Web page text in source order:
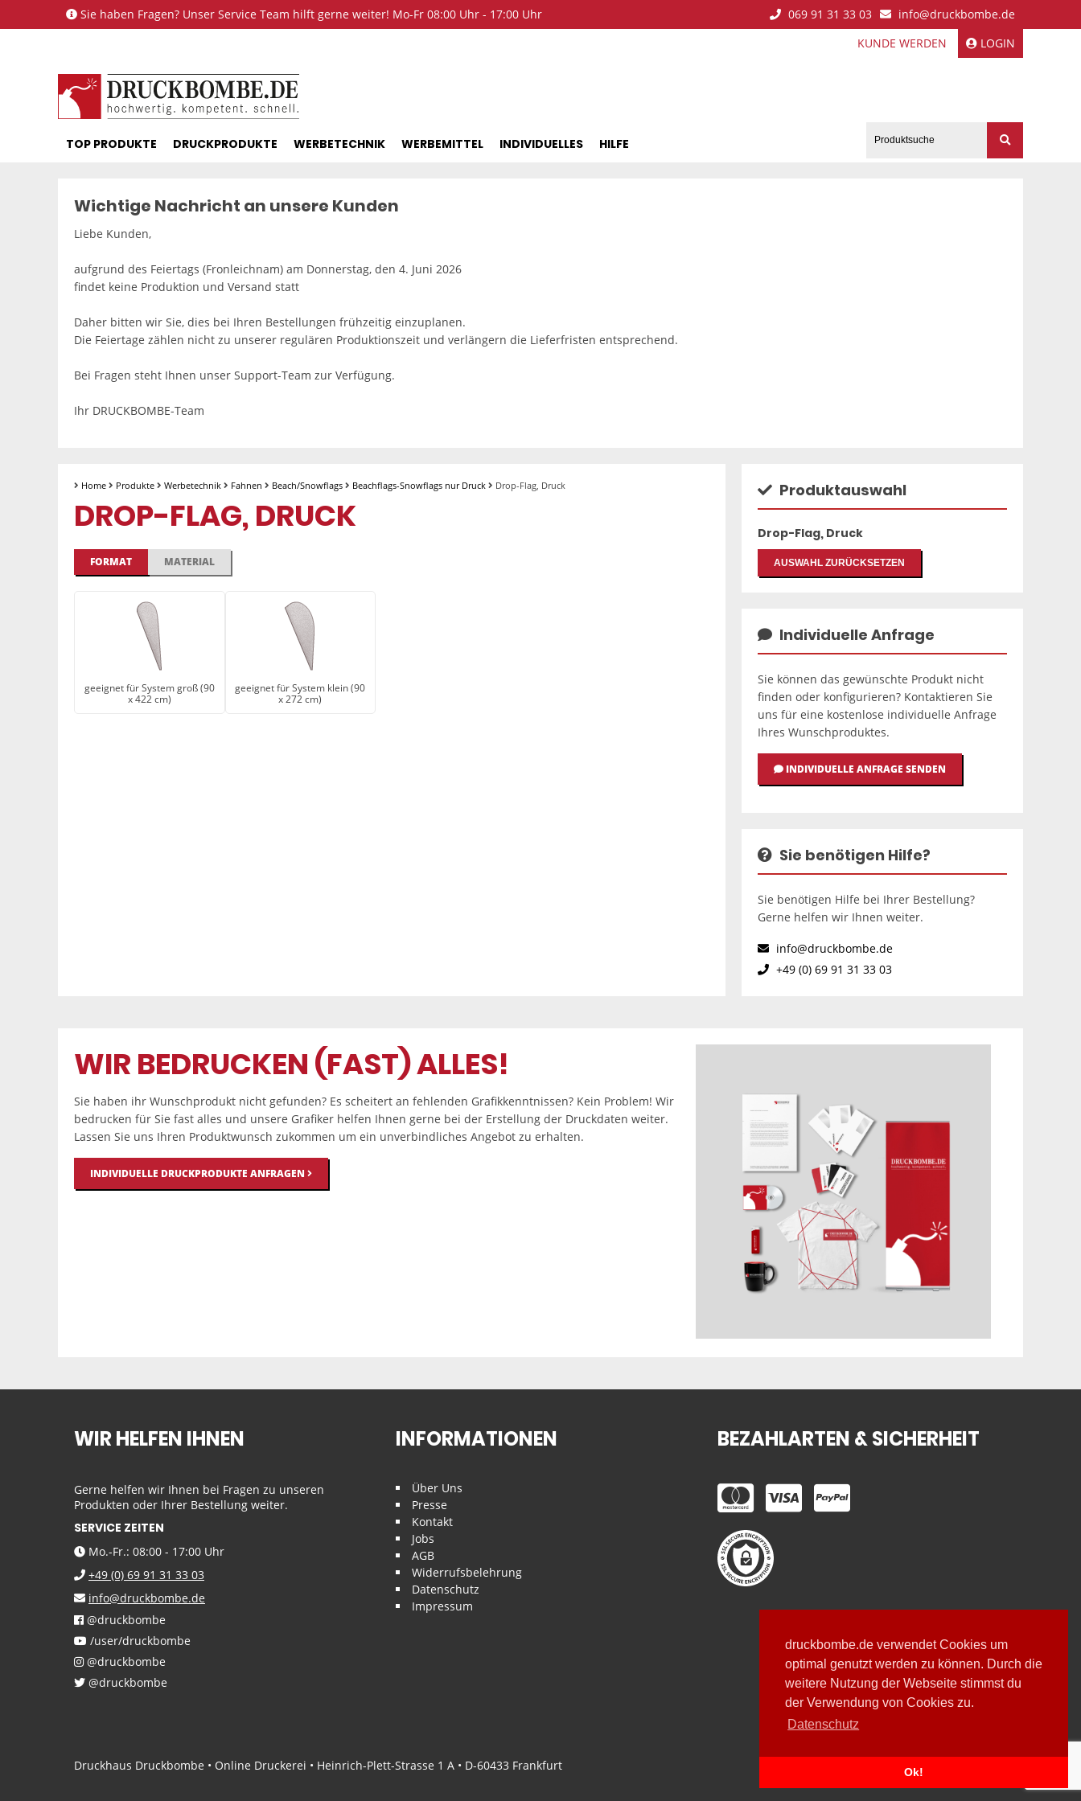
druckbombe.de verwendet Cookies um
optimal genutzt werden zu können. Durch die
weitere Nutzung der Webseite stimmst du
der Verwendung von Cookies zu.
Datenschutz
Ok!
Sie haben Fragen? Unser Service Team hilft gerne weiter! Mo-Fr 08:00 Uhr - 17:00 Uhr 069 91 31 33 03
info@druckbombe.de
KUNDE WERDEN
LOGIN
TOP PRODUKTE DRUCKPRODUKTE WERBETECHNIK WERBEMITTEL INDIVIDUELLES HILFE
Wichtige Nachricht an unsere Kunden
Liebe Kunden,
aufgrund des Feiertags (Fronleichnam) am Donnerstag, den 4. Juni 2026
findet keine Produktion und Versand statt
Daher bitten wir Sie, dies bei Ihren Bestellungen frühzeitig einzuplanen.
Die Feiertage zählen nicht zu unserer regulären Produktionszeit und verlängern die Lieferfristen entsprechend.
Bei Fragen steht Ihnen unser Support-Team zur Verfügung.
Ihr DRUCKBOMBE-Team
Home Produkte Werbetechnik Fahnen Beach/Snowflags Beachflags-Snowflags nur Druck Drop-Flag, Druck
DROP-FLAG, DRUCK
FORMAT MATERIAL
geeignet für System groß (90
x 422 cm)
geeignet für System klein (90
x 272 cm)
Produktauswahl
Drop-Flag, Druck
AUSWAHL ZURÜCKSETZEN
Individuelle Anfrage
Sie können das gewünschte Produkt nicht
finden oder konfigurieren? Kontaktieren Sie
uns für eine kostenlose individuelle Anfrage
Ihres Wunschproduktes.
INDIVIDUELLE ANFRAGE SENDEN
Sie benötigen Hilfe?
Sie benötigen Hilfe bei Ihrer Bestellung?
Gerne helfen wir Ihnen weiter.
info@druckbombe.de
+49 (0) 69 91 31 33 03
WIR BEDRUCKEN (FAST) ALLES!
Sie haben ihr Wunschprodukt nicht gefunden? Es scheitert an fehlenden Grafikkenntnissen? Kein Problem! Wir
bedrucken für Sie fast alles und unsere Grafiker helfen Ihnen gerne bei der Erstellung der Druckdaten weiter.
Lassen Sie uns Ihren Produktwunsch zukommen um ein unverbindliches Angebot zu erhalten.
INDIVIDUELLE DRUCKPRODUKTE ANFRAGEN
WIR HELFEN IHNEN
Gerne helfen wir Ihnen bei Fragen zu unseren
Produkten oder Ihrer Bestellung weiter.
SERVICE ZEITEN
Mo.-Fr.: 08:00 - 17:00 Uhr
+49 (0) 69 91 31 33 03
info@druckbombe.de
@druckbombe
/user/druckbombe
@druckbombe
@druckbombe
INFORMATIONEN
Über Uns
Presse
Kontakt
Jobs
AGB
Widerrufsbelehrung
Datenschutz
Impressum
BEZAHLARTEN & SICHERHEIT
Druckhaus Druckbombe • Online Druckerei • Heinrich-Plett-Strasse 1 A • D-60433 Frankfurt